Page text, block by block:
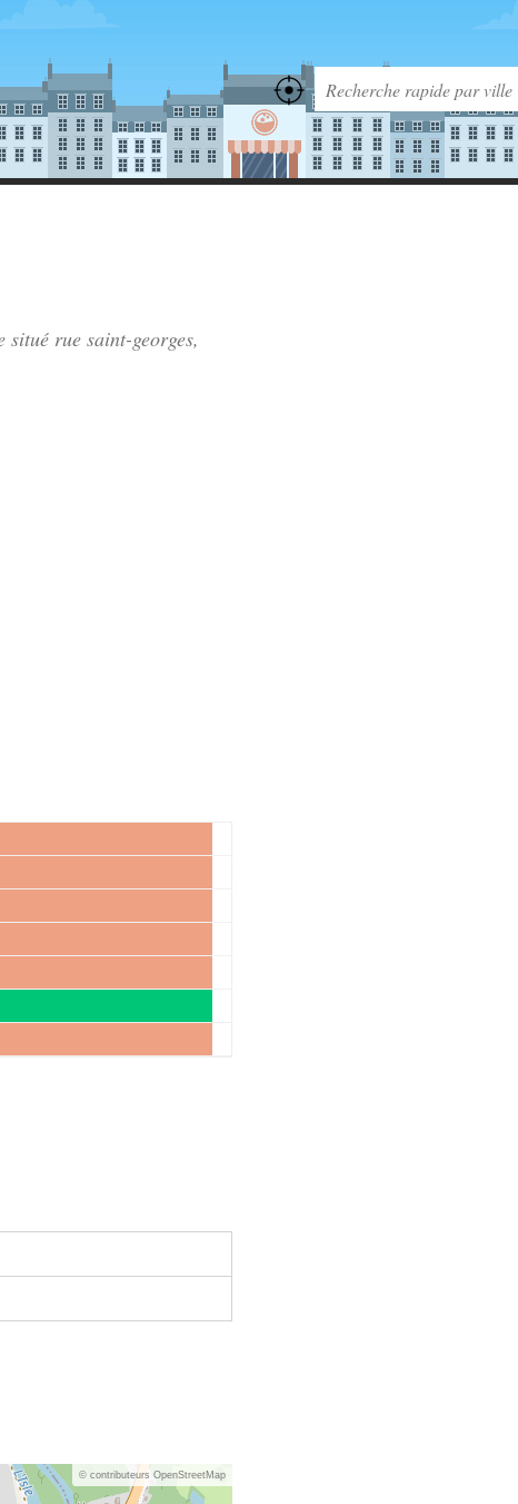
situé rue saint-georges,
© contributeurs OpenStreetMap